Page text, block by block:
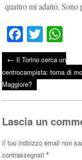
quattro mi adatto. Sono
Fa
ce
bo
ok
T
wi
tte
r
ha
ts
A
pp
Post
← Il Torino cerca un
centrocampista: torna di
Maggiore?
Lascia un
Il tuo indirizzo email non
contrassegnati*